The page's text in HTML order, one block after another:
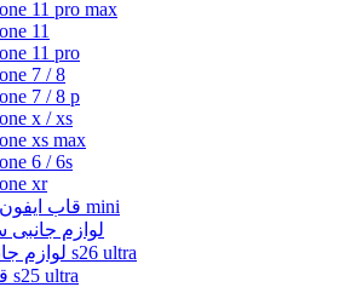
11 pro max
11
11 pro
7 / 8
7 / 8 p
x / xs
xs max
6 / 6s
xr
قاب ایفون 12 mini
لوازم
لوازم جانبی s26 ultra
قاب s25 ultra